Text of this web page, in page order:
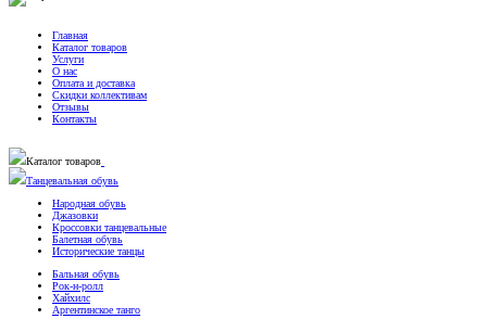
Главная
Каталог товаров
Услуги
О нас
Оплата и доставка
Скидки коллективам
Отзывы
Контакты
Каталог товаров
Танцевальная обувь
Народная обувь
Джазовки
Кроссовки танцевальные
Балетная обувь
Исторические танцы
Бальная обувь
Рок-н-ролл
Хайхилс
Аргентинское танго